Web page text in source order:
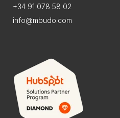
+34 91 078 58 02
info@mbudo.com